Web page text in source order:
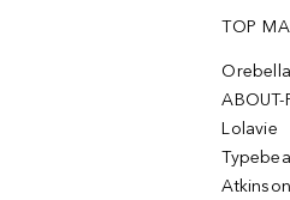
TOP
Orebella
ABOUT-
Lolavie
Typebea